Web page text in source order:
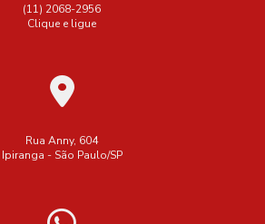
(11) 2068-2956
Clique e ligue
Rua Anny, 604
Ipiranga - São Paulo/SP